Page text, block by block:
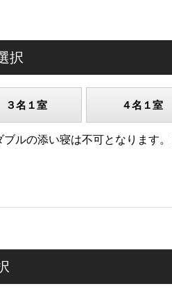
択
３名１室 ４名１室
ルの添い寝は不可となります。